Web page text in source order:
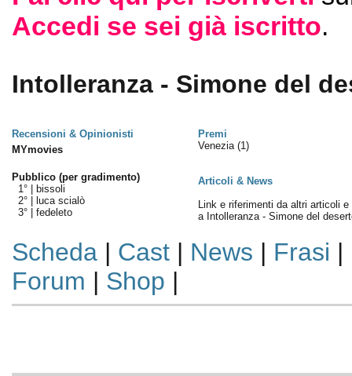
Accedi se sei già iscritto.
Intolleranza - Simone del
Recensioni & Opinionisti
Premi
MYmovies
Pubblico (per gradimento)
1° |
bissoli
2° |
luca scialò
3° | fedeleto
Venezia (1)
Articoli & News
Link e riferimenti da altri articoli e
a Intolleranza - Simone del
Scheda| Cast| News | Frasi |
Forum | Shop |